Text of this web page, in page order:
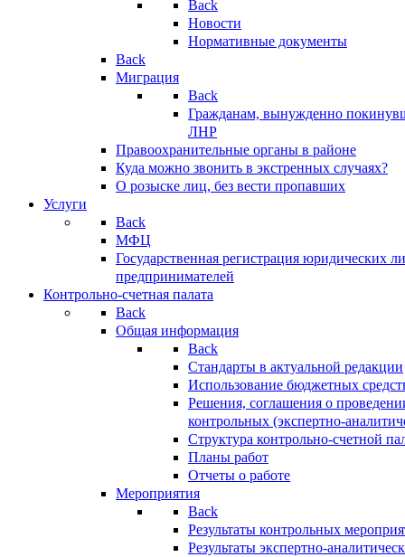
Back
Новости
Нормативные документы
Back
Миграция
Back
Гражданам, вынужденно
ЛНР
Правоохранительные органы в районе
Куда можно звонить в экстренных случаях?
О розыске лиц, без вести пропавших
Услуги
Back
МФЦ
Государственная регистрация юридических
предпринимателей
Контрольно-счетная палата
Back
Общая информация
Back
Стандарты в актуальной редакции
Использование бюджетных
Решения, соглашения о
контрольных (экспертно-
Структура контрольно-счетной
Планы работ
Отчеты о работе
Мероприятия
Back
Результаты контрольных
Результаты экспертно-